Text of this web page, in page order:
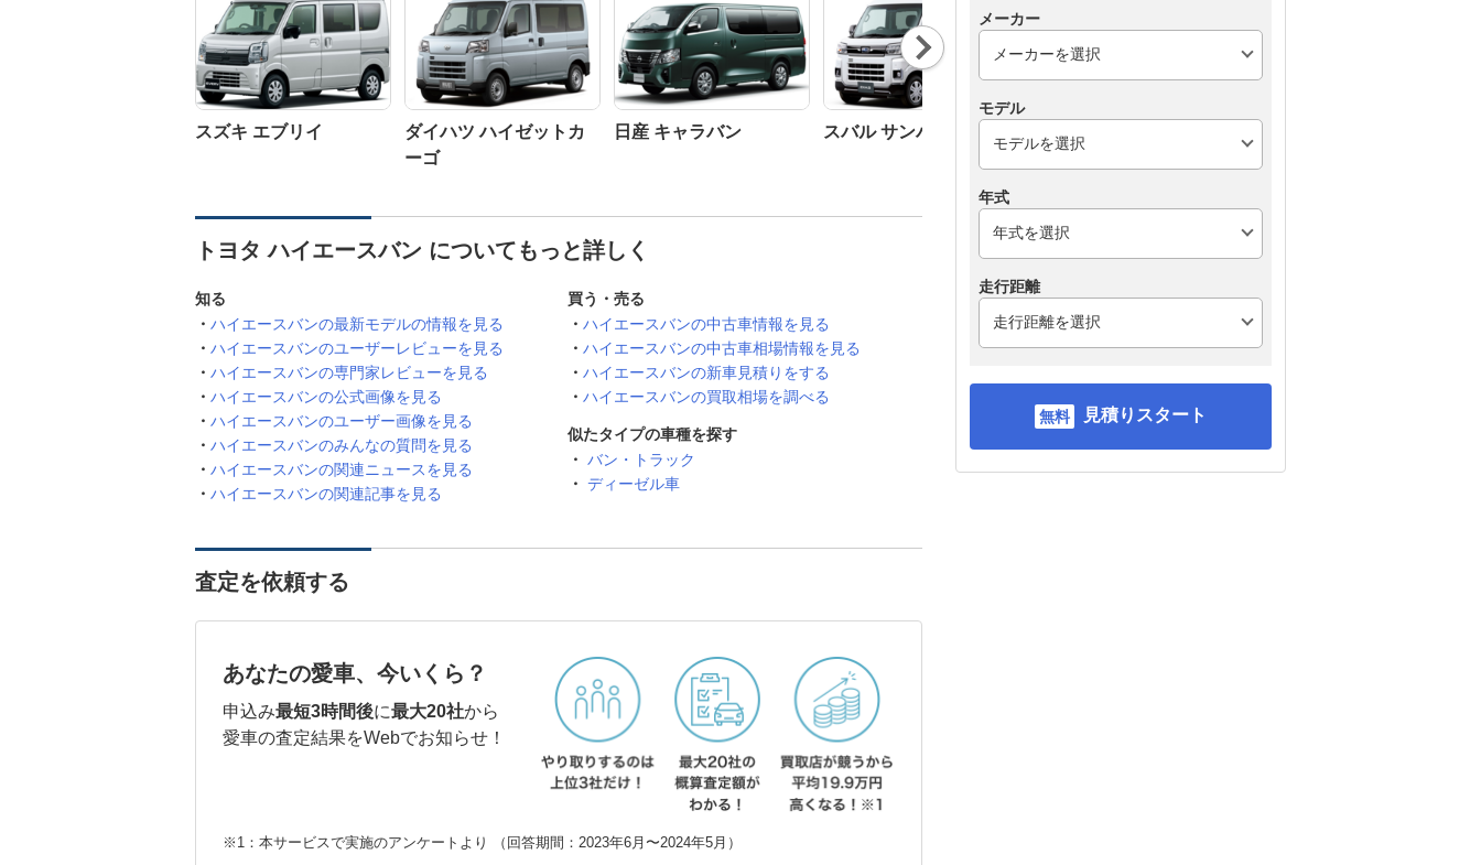
スズキ エブリイ
ダイハツ ハイゼットカ
ーゴ
日産 キャラバン スバル サンバー
スズキ キャリイトラッ
ク
Nex
t
トヨタ ハイエースバン についてもっと詳しく
知る
ハイエースバンの最新モデルの情報を見る
ハイエースバンのユーザーレビューを見る
ハイエースバンの専門家レビューを見る
ハイエースバンの公式画像を見る
ハイエースバンのユーザー画像を見る
ハイエースバンのみんなの質問を見る
ハイエースバンの関連ニュースを見る
ハイエースバンの関連記事を見る
買う・売る
ハイエースバンの中古車情報を見る
ハイエースバンの中古車相場情報を見る
ハイエースバンの新車見積りをする
ハイエースバンの買取相場を調べる
似たタイプの車種を探す
バン・トラック
ディーゼル車
査定を依頼する
あなたの愛車、今いくら？
申込み最短3時間後に最大20社から
愛車の査定結果をWebでお知らせ！
※1：本サービスで実施のアンケートより （回答期間：2023年6月〜2024年5月）
メーカー
モデル
年式
走行距離
見積りスタート